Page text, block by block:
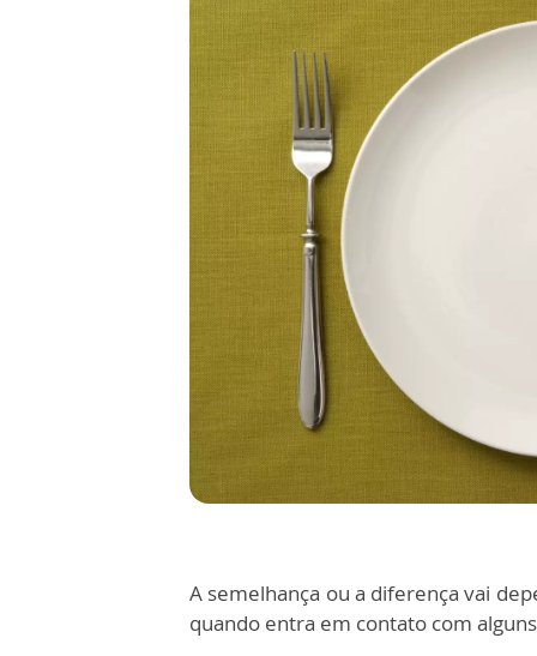
A semelhança ou a diferença vai
quando entra em contato com